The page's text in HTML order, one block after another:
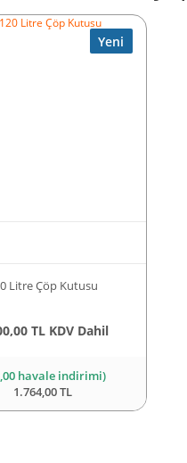
Yeni
Litre Çöp Kutusu
TL KDV Dahil
havale indirimi)
1.764,00 TL